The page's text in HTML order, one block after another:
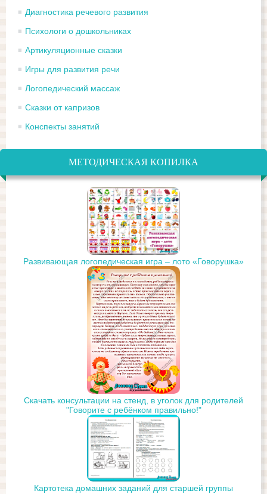
Диагностика речевого развития
Психологи о дошкольниках
Артикуляционные сказки
Игры для развития речи
Логопедический массаж
Сказки от капризов
Конспекты занятий
МЕТОДИЧЕСКАЯ КОПИЛКА
Развивающая логопедическая игра – лото «Говорушка»
Скачать консультации на стенд, в уголок для родителей
"Говорите с ребёнком правильно!"
Картотека домашних заданий для старшей группы